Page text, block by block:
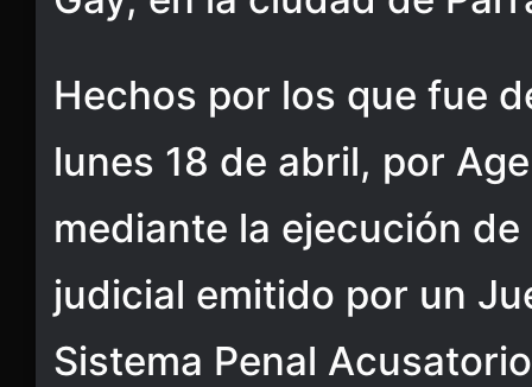
Hechos por los que fue
lunes 18 de abril, por
mediante la ejecución
judicial emitido por un
Sistema Penal